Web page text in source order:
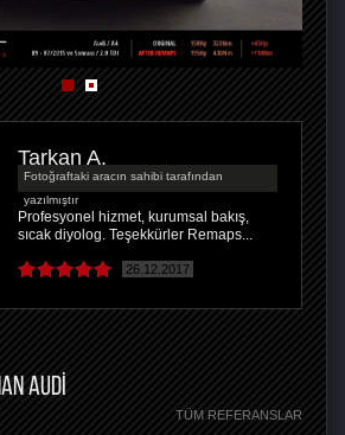
Tarkan A.
Fotoğraftaki aracın sahibi tarafından
yazılmıştır
Profesyonel hizmet, kurumsal bakış,
sıcak diyolog. Teşekkürler Remaps...
26.12.2017
AUDI
TÜM REFERANSLAR